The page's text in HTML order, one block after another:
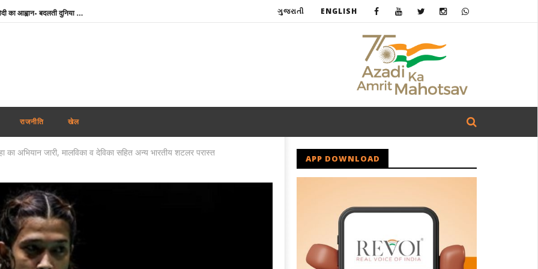
IIT दिल्ली के दीक्षांत समारोह में पीएम मोदी का आह्वान- बदलती दुनिया में नई चुनौतियों को अवसर में बदलें युवा
Weather Update : देश के कई हिस्सों में भारी बारिश का अलर्ट, दिल्ली-NCR में जलभराव से बिगड़े हालात
उत्तराखंड में जमीन के लिए सीएम धामी से पंत ने मांगी मदद, बोले- ‘अपने पहाड़ के लोगों के बीच रहना चाहता हूं’
कोरिया मास्टर्स : रक्षिता को हरा अश्मिता चालिहा पहली बार फाइनल में, इतिहास रचने से एक कदम दूर
ગુજરાતી ENGLISH
राजनीति खेल
का अभियान जारी, मालविका व देविका सहित अन्य भारतीय शटलर परास्त
APP DOWNLOAD